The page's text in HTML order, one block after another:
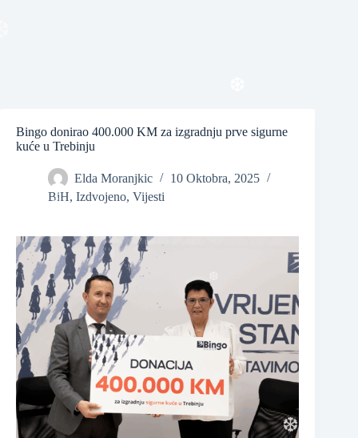
Bingo donirao 400.000 KM za izgradnju prve sigurne
kuće u Trebinju
Elda Moranjkic
10 Oktobra, 2025
BiH, Izdvojeno, Vijesti
❆
❆
❆
❆